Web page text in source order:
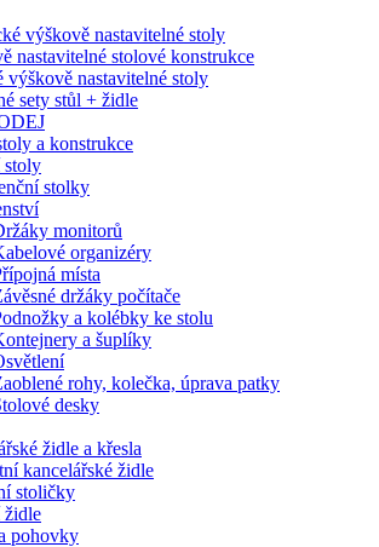
výškově nastavitelné stoly
nastavitelné stolové konstrukce
výškově nastavitelné stoly
sety stůl + židle
a konstrukce
stoly
stolky
monitorů
organizéry
místa
držáky počítače
a kolébky ke stolu
a šuplíky
rohy, kolečka, úprava patky
desky
židle a křesla
kancelářské židle
stoličky
židle
pohovky